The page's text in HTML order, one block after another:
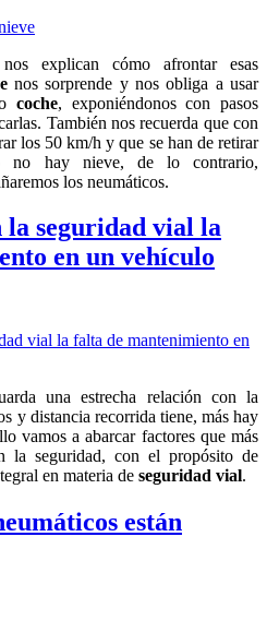
explican cómo afrontar esas
nos sorprende y nos obliga a usar
coche, exponiéndonos con pasos
También nos recuerda que con
los 50 km/h y que se han de retirar
no hay nieve, de lo contrario,
los neumáticos.
la seguridad vial la
en un vehículo
una estrecha relación con la
y distancia recorrida tiene, más hay
vamos a abarcar factores que más
la seguridad, con el propósito de
en materia de seguridad vial.
están